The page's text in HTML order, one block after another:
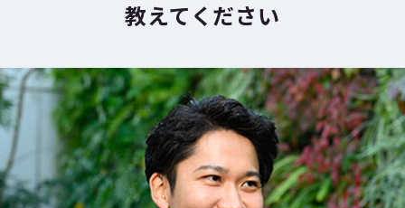
教えてください